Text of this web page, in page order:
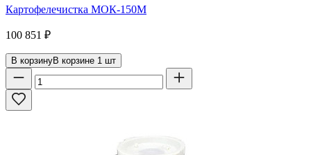
Картофелечистка МОК-150М
100 851 ₽
В корзинуВ корзине 1 шт